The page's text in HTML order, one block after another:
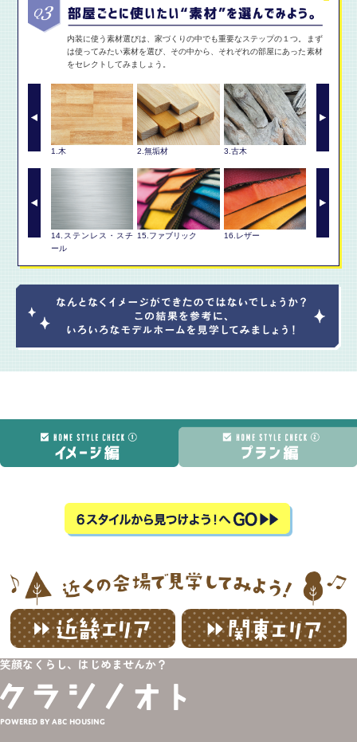
内装に使う素材選びは、家づくりの中でも重要なステップの１つ。まず
は使ってみたい素材を選び、その中から、それぞれの部屋にあった素材
をセレクトしてみましょう。
1.木 2.無垢材 3.古木 4.合板
14.ステンレス・スチ
ール
15.ファブリック 16.レザー 17.ガラス
笑顔なくらし、はじめませんか？
Powered by ABC HOUSING